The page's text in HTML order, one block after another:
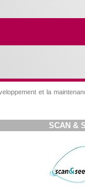
et la
SCAN &